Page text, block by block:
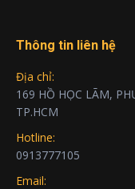
Thông tin liên hệ
Địa chỉ:
169 HỒ HỌC LÃM,
TP.HCM
Hotline:
0913777105
Email: